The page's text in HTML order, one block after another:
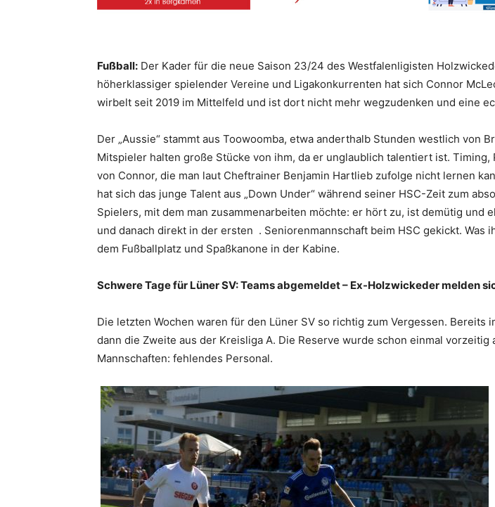
Fußball: Der Kader für die neue Saison 23/24 des Westfalenligisten
höherklassiger spielender Vereine und Ligakonkurrenten hat sich Connor
wirbelt seit 2019 im Mittelfeld und ist dort nicht mehr wegzudenken und eine
Der „Aussie“ stammt aus Toowoomba, etwa anderthalb Stunden westlich von
Mitspieler halten große Stücke von ihm, da er unglaublich talentiert ist.
von Connor, die man laut Cheftrainer Benjamin Hartlieb zufolge nicht lernen
hat sich das junge Talent aus „Down Under“ während seiner HSC-Zeit zum
Spielers, mit dem man zusammenarbeiten möchte: er hört zu, ist demütig
und danach direkt in der ersten . Seniorenmannschaft beim HSC gekickt.
dem Fußballplatz und Spaßkanone in der Kabine.
Schwere Tage für Lüner SV: Teams abgemeldet – Ex-Holzwickeder melden
Die letzten Wochen waren für den Lüner SV so richtig zum Vergessen.
dann die Zweite aus der Kreisliga A. Die Reserve wurde schon einmal
Mannschaften: fehlendes Personal.